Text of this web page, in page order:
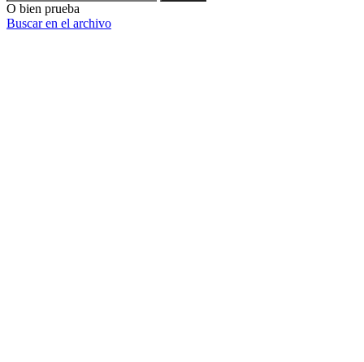
O bien prueba
Buscar en el archivo